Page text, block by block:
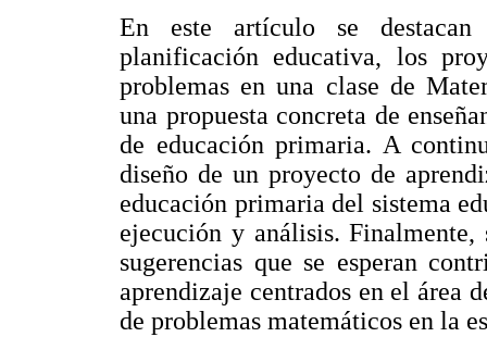
En este artículo se destacan
planificación educativa, los
problemas en una clase de
una propuesta concreta de
de educación primaria. A
diseño de un proyecto de
educación primaria del sistema
ejecución y análisis.
sugerencias que se esperan
aprendizaje centrados en el área
de problemas matemáticos en la